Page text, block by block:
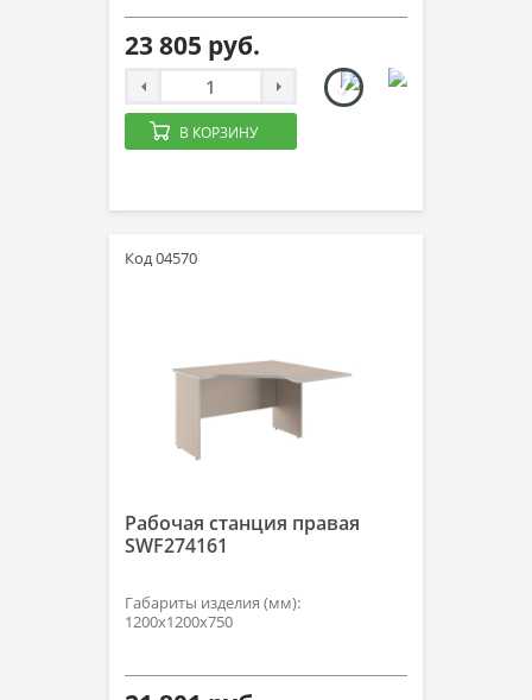
23 805 руб.
В КОРЗИНУ
Код 04570
Рабочая станция правая
SWF274161
Габариты изделия (мм):
1200х1200х750